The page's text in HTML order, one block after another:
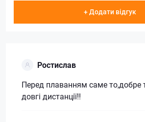
+ Додати відгук
Ростислав
Перед плаванням саме то,добре
довгі дистанції!!